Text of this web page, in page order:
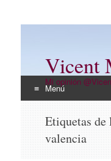
Vicent
Mi opinión
Menú
contenido
Etiquetas de
valencia